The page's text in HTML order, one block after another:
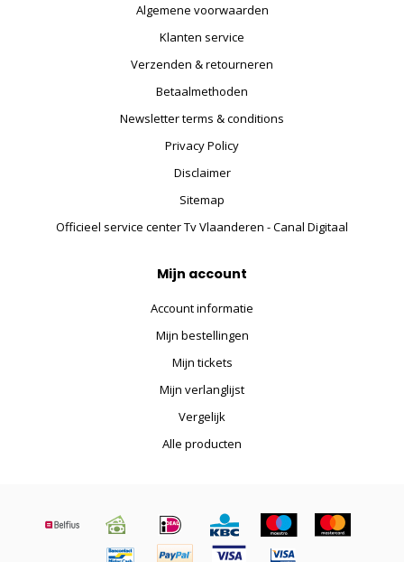
Algemene voorwaarden
Klanten service
Verzenden & retourneren
Betaalmethoden
Newsletter terms & conditions
Privacy Policy
Disclaimer
Sitemap
Officieel service center Tv Vlaanderen - Canal Digitaal
Mijn account
Account informatie
Mijn bestellingen
Mijn tickets
Mijn verlanglijst
Vergelijk
Alle producten